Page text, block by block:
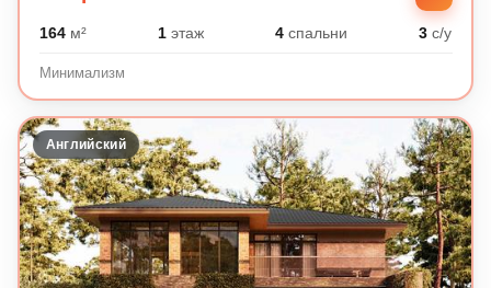
164м² 1этаж 4 спальни 3 с/у
Минимализм
Английский